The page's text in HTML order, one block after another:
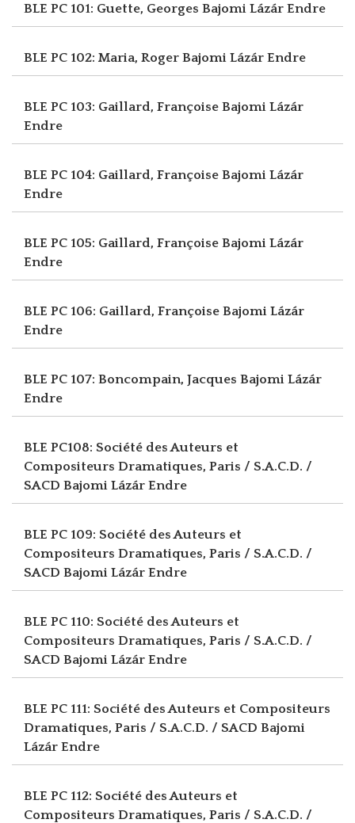
BLE PC 101: Guette, Georges Bajomi Lázár Endre
BLE PC 102: Maria, Roger Bajomi Lázár Endre
BLE PC 103: Gaillard, Françoise Bajomi Lázár
Endre
BLE PC 104: Gaillard, Françoise Bajomi Lázár
Endre
BLE PC 105: Gaillard, Françoise Bajomi Lázár
Endre
BLE PC 106: Gaillard, Françoise Bajomi Lázár
Endre
BLE PC 107: Boncompain, Jacques Bajomi Lázár
Endre
BLE PC108: Société des Auteurs et
Compositeurs Dramatiques, Paris / S.A.C.D. /
SACD Bajomi Lázár Endre
BLE PC 109: Société des Auteurs et
Compositeurs Dramatiques, Paris / S.A.C.D. /
SACD Bajomi Lázár Endre
BLE PC 110: Société des Auteurs et
Compositeurs Dramatiques, Paris / S.A.C.D. /
SACD Bajomi Lázár Endre
BLE PC 111: Société des Auteurs et Compositeurs
Dramatiques, Paris / S.A.C.D. / SACD Bajomi
Lázár Endre
BLE PC 112: Société des Auteurs et
Compositeurs Dramatiques, Paris / S.A.C.D. /